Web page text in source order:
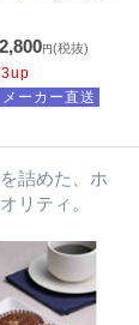
2,800円(税抜)
メーカー直送
詰めた、ホ
リティ。